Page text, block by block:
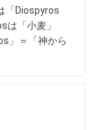
「Diospyros
は「小麦」
」＝「神から